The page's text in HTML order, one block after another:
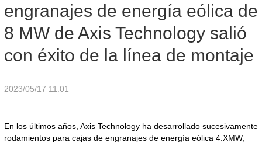
línea de montaje
engranajes de energía eólica de
8 MW de Axis Technology salió
con éxito de la línea de montaje
2023/05/17 11:01
En los últimos años, Axis Technology ha desarrollado sucesivamente
rodamientos para cajas de engranajes de energía eólica 4.XMW,